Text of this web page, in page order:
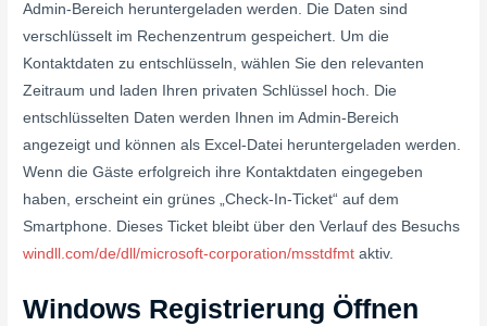
Admin-Bereich heruntergeladen werden. Die Daten sind
verschlüsselt im Rechenzentrum gespeichert. Um die
Kontaktdaten zu entschlüsseln, wählen Sie den relevanten
Zeitraum und laden Ihren privaten Schlüssel hoch. Die
entschlüsselten Daten werden Ihnen im Admin-Bereich
angezeigt und können als Excel-Datei heruntergeladen werden.
Wenn die Gäste erfolgreich ihre Kontaktdaten eingegeben
haben, erscheint ein grünes „Check-In-Ticket“ auf dem
Smartphone. Dieses Ticket bleibt über den Verlauf des Besuchs
windll.com/de/dll/microsoft-corporation/msstdfmt aktiv.
Windows Registrierung Öffnen